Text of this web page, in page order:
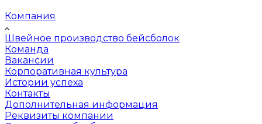
Компания
Швейное производство бейсболок
Команда
Вакансии
Корпоративная культура
Истории успеха
Контакты
Дополнительная информация
Реквизиты компании